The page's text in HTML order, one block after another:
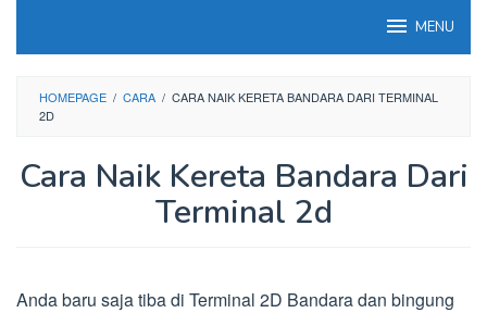
MENU
HOMEPAGE / CARA / CARA NAIK KERETA BANDARA DARI TERMINAL
2D
Cara Naik Kereta Bandara Dari
Terminal 2d
Anda baru saja tiba di Terminal 2D Bandara dan bingung